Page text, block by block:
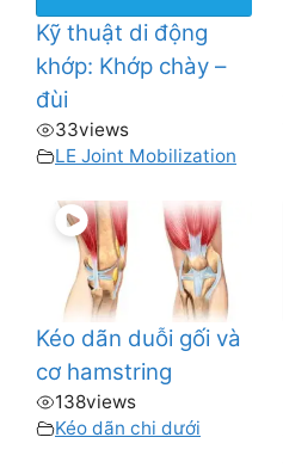
Kỹ thuật di động
khớp: Khớp chày –
đùi
33views
LE Joint Mobilization
Kéo dãn duỗi gối và
cơ hamstring
138views
Kéo dãn chi dưới